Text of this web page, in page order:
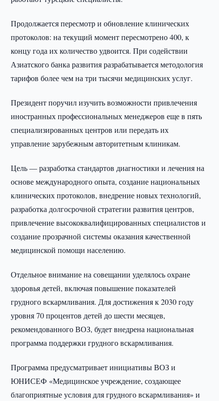
Продолжается пересмотр и обновление клинических
протоколов: на текущий момент пересмотрено 400, к
концу года их количество удвоится. При содействии
Азиатского банка развития разрабатывается методология
тарифов более чем на три тысячи медицинских услуг.
Президент поручил изучить возможности привлечения
иностранных профессиональных менеджеров еще в пять
специализированных центров или передать их
управление зарубежным авторитетным клиникам.
Цель — разработка стандартов диагностики и лечения на
основе международного опыта, создание национальных
клинических протоколов, внедрение новых технологий,
разработка долгосрочной стратегии развития центров,
привлечение высококвалифицированных специалистов и
создание прозрачной системы оказания качественной
медицинской помощи населению.
Отдельное внимание на совещании уделялось охране
здоровья детей, включая повышение показателей
грудного вскармливания. Для достижения к 2030 году
уровня 70 процентов детей до шести месяцев,
рекомендованного ВОЗ, будет внедрена национальная
программа поддержки грудного вскармливания.
Программа предусматривает инициативы ВОЗ и
ЮНИСЕФ «Медицинское учреждение, создающее
благоприятные условия для грудного вскармливания» и